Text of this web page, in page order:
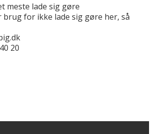
meste lade sig gøre
brug for ikke lade sig gøre her, så
20